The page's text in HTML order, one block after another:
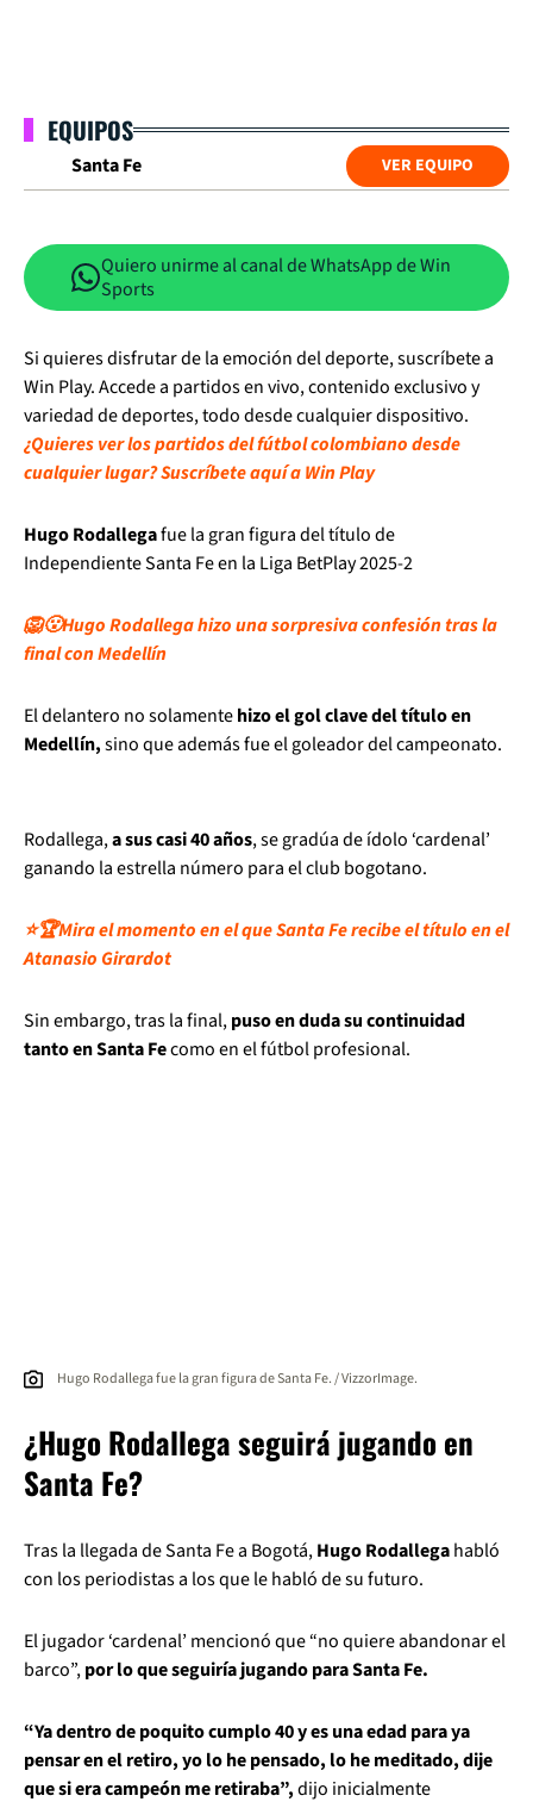
EQUIPOS
Santa Fe VER EQUIPO
Quiero unirme al canal de WhatsApp de Win
Sports
Si quieres disfrutar de la emoción del deporte, suscríbete a
Win Play. Accede a partidos en vivo, contenido exclusivo y
variedad de deportes, todo desde cualquier dispositivo.
¿Quieres ver los partidos del fútbol colombiano desde
cualquier lugar? Suscríbete aquí a Win Play
Hugo Rodallegafue la gran figura del título de
Independiente Santa Fe en la Liga BetPlay 2025-2
🦁😮Hugo Rodallega hizo una sorpresiva confesión tras la
final con Medellín
El delantero no solamentehizo el gol clave del título en
Medellín,sino que además fue el goleador del campeonato.
Rodallega,a sus casi 40 años, se gradúa de ídolo ‘cardenal’
ganando la estrella número para el club bogotano.
⭐🏆Mira el momento en el que Santa Fe recibe el título en el
Atanasio Girardot
Sin embargo, tras la final,puso en duda su continuidad
tanto en Santa Fecomo en el fútbol profesional.
Hugo Rodallega fue la gran figura de Santa Fe. / VizzorImage.
¿Hugo Rodallega seguirá jugando en
Santa Fe?
Tras la llegada de Santa Fe a Bogotá,Hugo Rodallegahabló
con los periodistas a los que le habló de su futuro.
El jugador ‘cardenal’ mencionó que “no quiere abandonar el
barco”,por lo que seguiría jugando para Santa Fe.
“Ya dentro de poquito cumplo 40 y es una edad para ya
pensar en el retiro, yo lo he pensado, lo he meditado, dije
que si era campeón me retiraba”,dijo inicialmente